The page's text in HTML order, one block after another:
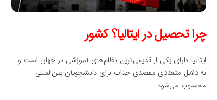
چرا تحصیل در ایتالیا؟ کشور
ایتالیا دارای یکی از قدیمی‌ترین نظام‌های آموزشی در جهان است و
به دلایل متعددی مقصدی جذاب برای دانشجویان بین‌المللی
محسوب می‌شود: